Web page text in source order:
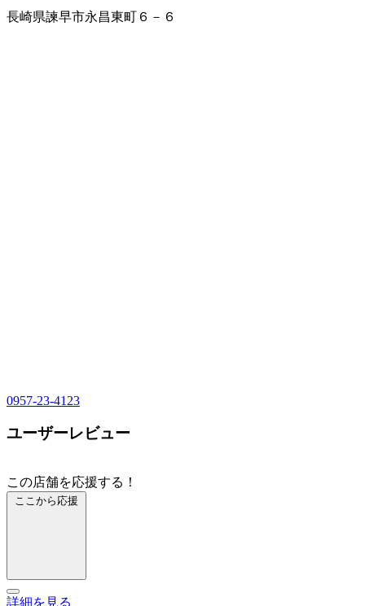
長崎県諫早市永昌東町６－６
0957-23-4123
ユーザーレビュー
この店舗を応援する！
ここから応援
詳細を見る